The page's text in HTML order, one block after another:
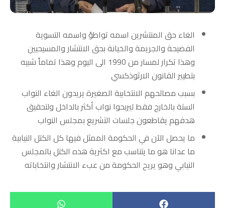
الغاء حق المنتشرين اسمه تواطؤ واسمه التسوية
الفضيحة والجريمة والخيانة بحق الانتشار والمسيحيين
وهذا تكرار لمسار من 1990 الى اليوم وهذا تماماً شبيه
بتطيير القانون الارثوذكسي
بسبب مصالحهم الانتخابية الصغيرة يريدون الغاء النواب
الستة بالخارج فقط ليربحوا نواب أكثر بالداخل ولتحقيق
هدفهم يقاطعون جلسات التشريع بمجلس النواب
ما يحصل الآن في الحكومة الممثل فيها كل الكتل النيابية
ما عدانا هو ما يتناسب مع اكثرية هذه الكتل بالمجلس
النيابي وهو يريح الحكومة من عبء الانتشار وانتخاباته